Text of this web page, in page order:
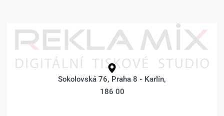
Sokolovská 76, Praha 8 - Karlín,
186 00